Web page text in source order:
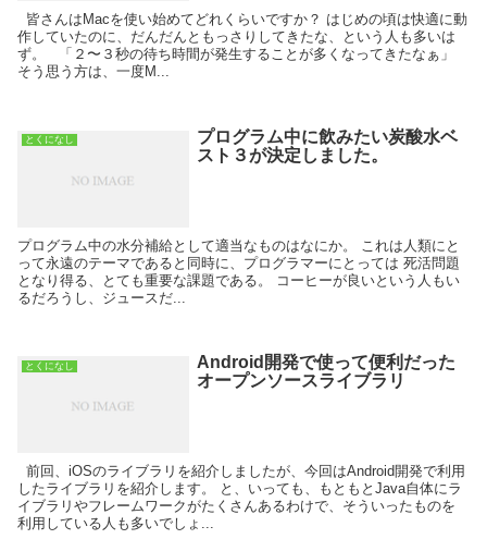
皆さんはMacを使い始めてどれくらいですか？ はじめの頃は快適に動
作していたのに、だんだんともっさりしてきたな、という人も多いは
ず。 「２〜３秒の待ち時間が発生することが多くなってきたなぁ」
そう思う方は、一度M...
とくになし
プログラム中に飲みたい炭酸水ベ
スト３が決定しました。
プログラム中の水分補給として適当なものはなにか。 これは人類にと
って永遠のテーマであると同時に、プログラマーにとっては 死活問題
となり得る、とても重要な課題である。 コーヒーが良いという人もい
るだろうし、ジュースだ...
とくになし
Android開発で使って便利だった
オープンソースライブラリ
前回、iOSのライブラリを紹介しましたが、今回はAndroid開発で利用
したライブラリを紹介します。 と、いっても、もともとJava自体にラ
イブラリやフレームワークがたくさんあるわけで、そういったものを
利用している人も多いでしょ...